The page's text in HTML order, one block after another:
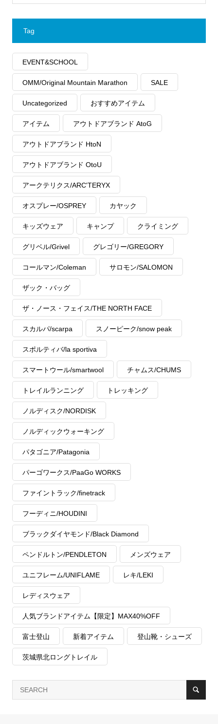
Tag
EVENT&SCHOOL
OMM/Original Mountain Marathon SALE
Uncategorized おすすめアイテム
アイテム アウトドアブランド AtoG
アウトドアブランド HtoN
アウトドアブランド OtoU
アークテリクス/ARC'TERYX
オスプレー/OSPREY カヤック
キッズウェア キャンプ クライミング
グリベル/Grivel グレゴリー/GREGORY
コールマン/Coleman サロモン/SALOMON
ザック・バッグ
ザ・ノース・フェイス/THE NORTH FACE
スカルパ/scarpa スノーピーク/snow peak
スポルティバ/la sportiva
スマートウール/smartwool チャムス/CHUMS
トレイルランニング トレッキング
ノルディスク/NORDISK
ノルディックウォーキング
パタゴニア/Patagonia
パーゴワークス/PaaGo WORKS
ファイントラック/finetrack
フーディニ/HOUDINI
ブラックダイヤモンド/Black Diamond
ペンドルトン/PENDLETON メンズウェア
ユニフレーム/UNIFLAME レキ/LEKI
レディスウェア
人気ブランドアイテム【限定】MAX40%OFF
富士登山 新着アイテム 登山靴・シューズ
茨城県北ロングトレイル